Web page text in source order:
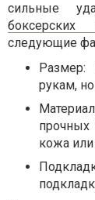
сильные
боксерских
следующие
Размер:
рукам,
прочных
кожа или